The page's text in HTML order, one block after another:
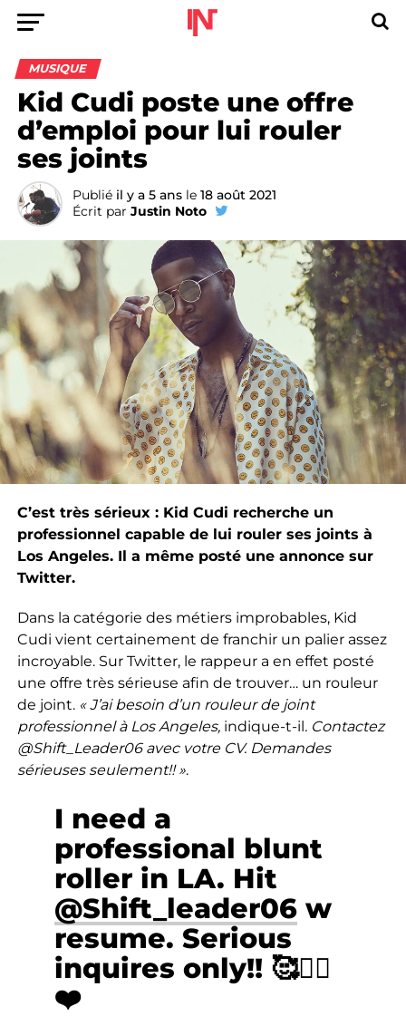
MUSIQUE
Kid Cudi poste une offre
d’emploi pour lui rouler
ses joints
Publié il y a 5 ans le 18 août 2021
Écrit par Justin Noto
C’est très sérieux : Kid Cudi recherche un
professionnel capable de lui rouler ses joints à
Los Angeles.Il a même posté une annonce sur
Twitter.
Dans la catégorie des métiers improbables, Kid
Cudi vient certainement de franchir un palier assez
incroyable. Sur Twitter, le rappeur a en effet posté
une offre très sérieuse afin de trouver… un rouleur
de joint. « J’ai besoin d’un rouleur de joint
professionnel à Los Angeles, indique-t-il. Contactez
@Shift_Leader06 avec votre CV. Demandes
sérieuses seulement!! ».
I need a
professional blunt
roller in LA. Hit
@Shift_leader06w
resume. Serious
inquires only!! 🥰✌🏾
❤️